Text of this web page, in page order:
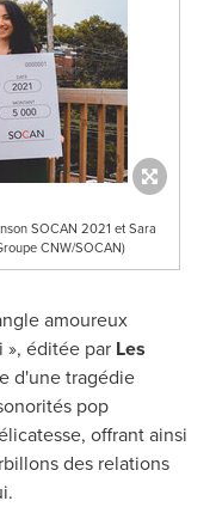
SOCAN 2021 et Sara
CNW/SOCAN)
amoureux
», éditée par Les
d'une tragédie
pop
offrant ainsi
des relations